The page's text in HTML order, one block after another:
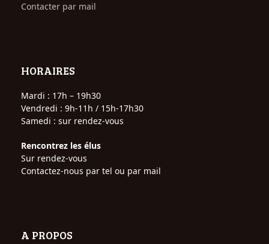
Contacter par mail
HORAIRES
Mardi : 17h – 19h30
Vendredi : 9h-11h / 15h-17h30
Samedi : sur rendez-vous
Rencontrez les élus
Sur rendez-vous
Contactez-nous par tel ou par mail
A PROPOS